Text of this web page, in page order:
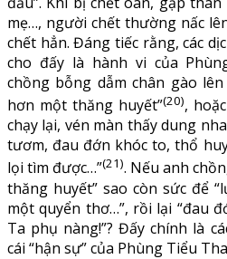
mẹ…, người chết thường nấc
chết hẳn. Đáng tiếc rằng, các
cho đấy là hành vi của
chồng bỗng dẫm chân gào
hơn một thăng huyết”(20),
chạy lại, vén màn thấy dung
tươm, đau đớn khóc to, thổ
lọi tìm được…”(21). Nếu anh
thăng huyết” sao còn sức để
một quyển thơ…”, rồi lại “đau
Ta phụ nàng!”? Đấy chính là
cái “hận sự” của Phùng Tiểu